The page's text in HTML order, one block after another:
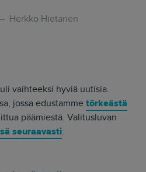
Herkko Hietanen
vaihteeksi hyviä uutisia.
jossa edustammetörkeästä
päämiestä. Valitusluvan
seuraavasti: